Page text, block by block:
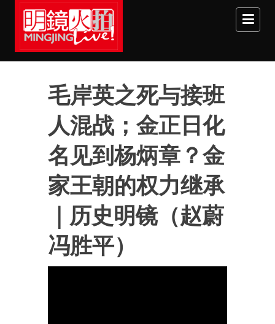
Skip to main content
毛岸英之死与接班
人混战；金正日化
名见到杨炳章？金
家王朝的权力继承
｜历史明镜（赵蔚
冯胜平）